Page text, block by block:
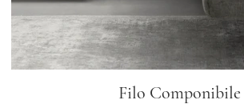
Filo Componibile